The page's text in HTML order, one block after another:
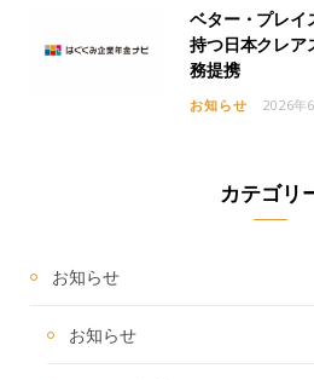
ベター・プレイ
持つ日本クレア
務提携
お知らせ 2026年
カテゴリ
お知らせ
お知らせ